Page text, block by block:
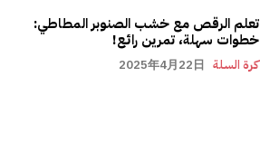
تعلم الرقص مع خشب الصنوبر المطاطي:
خطوات سهلة، تمرين رائع!
كرة السلة 2025年4月22日